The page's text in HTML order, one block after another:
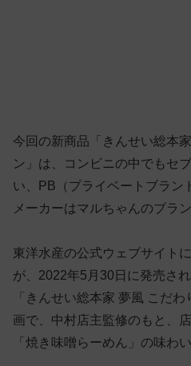
今回の新商品「きんせい総本
ン」は、コンビニの中でもセ
い、PB（プライベートブラン
メーカーはマルちゃんのブラ
東洋水産の公式ウェブサイト
が、2022年5月30日に発売さ
「きんせい総本家 夢風 こだ
画で、中村店主監修のもと、
「焼き味噌らーめん」の味わ